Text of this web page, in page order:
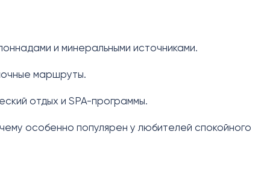
и минеральными источниками.
маршруты.
отдых и SPA-программы.
особенно популярен у любителей спокойного